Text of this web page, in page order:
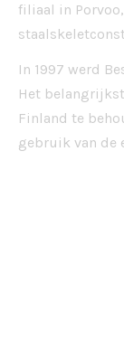
filiaal in
In 1997 werd
Het
Finland te
gebruik van de